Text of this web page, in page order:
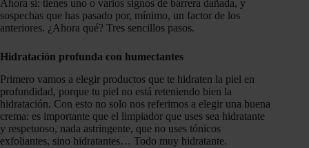
Ahora sí: tienes uno o varios signos de barrera dañada, y
sospechas que has pasado por, mínimo, un factor de los
anteriores. ¿Ahora qué? Tres sencillos pasos.
Hidratación profunda con humectantes
Primero vamos a elegir productos que te hidraten la piel en
profundidad, porque tu piel no está reteniendo bien la
hidratación. Con esto no solo nos referimos a elegir una buena
crema: es importante que el limpiador que uses sea hidratante
y respetuoso, nada astringente, que no uses tónicos
exfoliantes, sino hidratantes… Todo muy hidratante.